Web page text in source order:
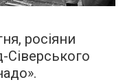
росіяни
Сіверського